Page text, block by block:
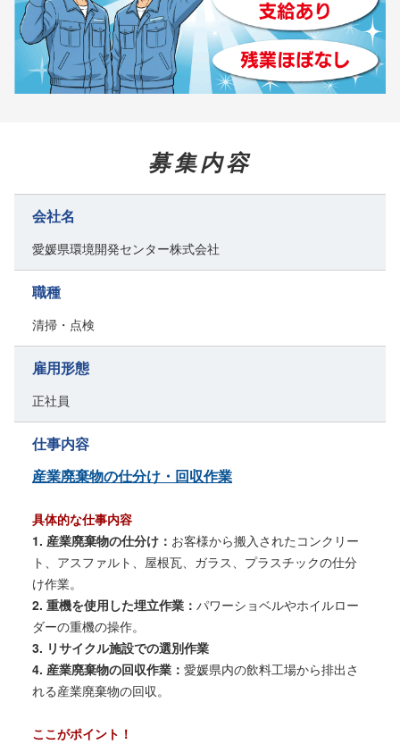
募集内容
会社名
愛媛県環境開発センター株式会社
職種
清掃・点検
雇用形態
正社員
仕事内容
産業廃棄物の仕分け・回収作業
具体的な仕事内容
1. 産業廃棄物の仕分け： お客様から搬入されたコンクリー
ト、アスファルト、屋根瓦、ガラス、プラスチックの仕分
け作業。
2. 重機を使用した埋立作業： パワーショベルやホイルロー
ダーの重機の操作。
3. リサイクル施設での選別作業
4. 産業廃棄物の回収作業： 愛媛県内の飲料工場から排出さ
れる産業廃棄物の回収。
ここがポイント！